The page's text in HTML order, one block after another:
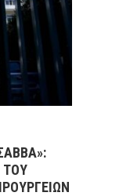
ΤΟΥ